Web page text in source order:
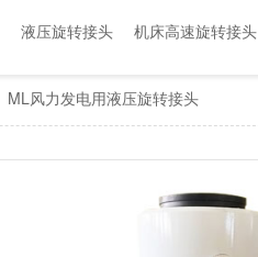
液压旋转接头 机床高速旋转接头
ML风力发电用液压旋转接头